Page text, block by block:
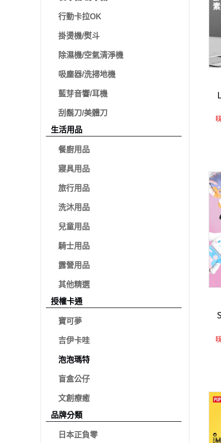
行動卡拉OK
掛燙機/熨斗
除濕機/空氣清淨機
吸塵器/洗掃地機
藍芽音響/耳機
刮鬍刀/美體刀
生活用品
餐廚用品
寢具用品
旅行用品
洗沐用品
兒童用品
騎士用品
露營用品
其他精選
授權卡通
寶可夢
吉伊卡哇
泡泡瑪特
盲盒公仔
文創療癒
品牌分類
日本正負零